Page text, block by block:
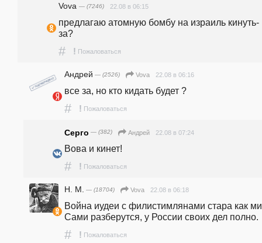
Vova — (7246) 22.08 в 06:15
предлагаю атомную бомбу на израиль кинуть-
за?
# ! Пожаловаться
Андрей — (2526) Vova 22.08 в 06:16
все за, но кто кидать будет ?
# ! Пожаловаться
Серго — (382) Андрей 22.08 в 07:24
Вова и кинет!
# ! Пожаловаться
Н. М. — (18704) Vova 22.08 в 06:18
Война иудеи с филистимлянами стара как
Сами разберутся, у России своих дел полно.
# ! Пожаловаться